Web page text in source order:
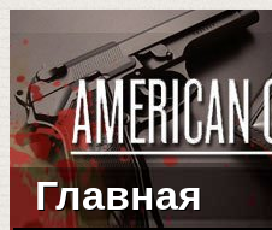
Главная